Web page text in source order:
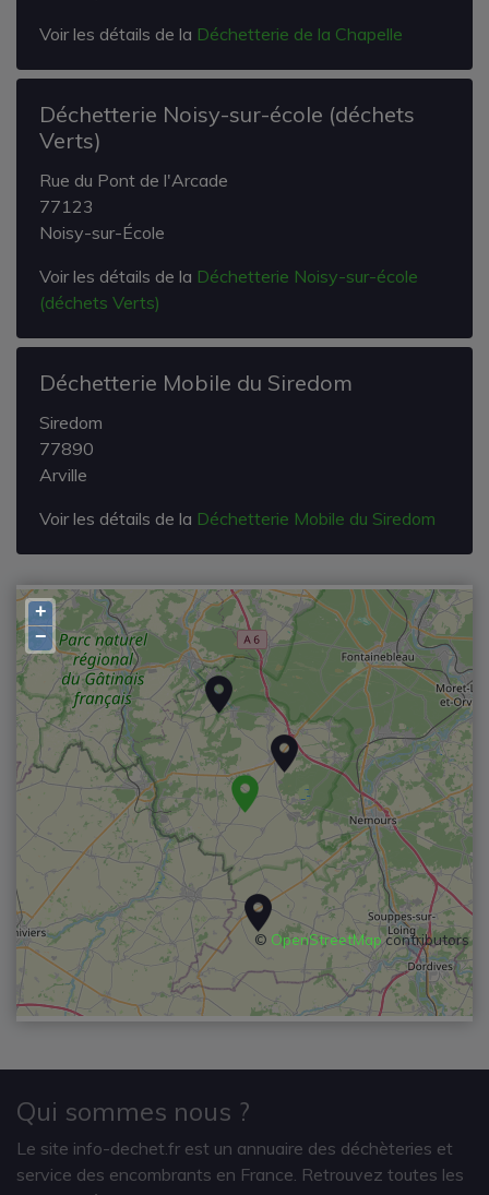
+
−
© OpenStreetMapcontributors
Voir les détails de la Déchetterie de la Chapelle
Déchetterie Noisy-sur-école (déchets
Verts)
Rue du Pont de l'Arcade
77123
Noisy-sur-École
Voir les détails de la Déchetterie Noisy-sur-école
(déchets Verts)
Déchetterie Mobile du Siredom
Siredom
77890
Arville
Voir les détails de la Déchetterie Mobile du Siredom
Qui sommes nous ?
Le site info-dechet.fr est un annuaire des déchèteries et
service des encombrants en France. Retrouvez toutes les